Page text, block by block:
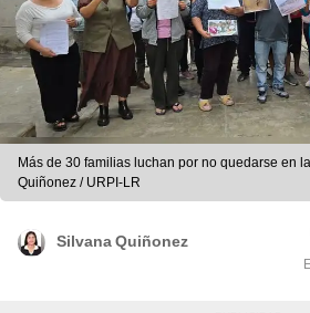
Más de 30 familias luchan por no quedarse en
Quiñonez / URPI-LR
Silvana Quiñonez